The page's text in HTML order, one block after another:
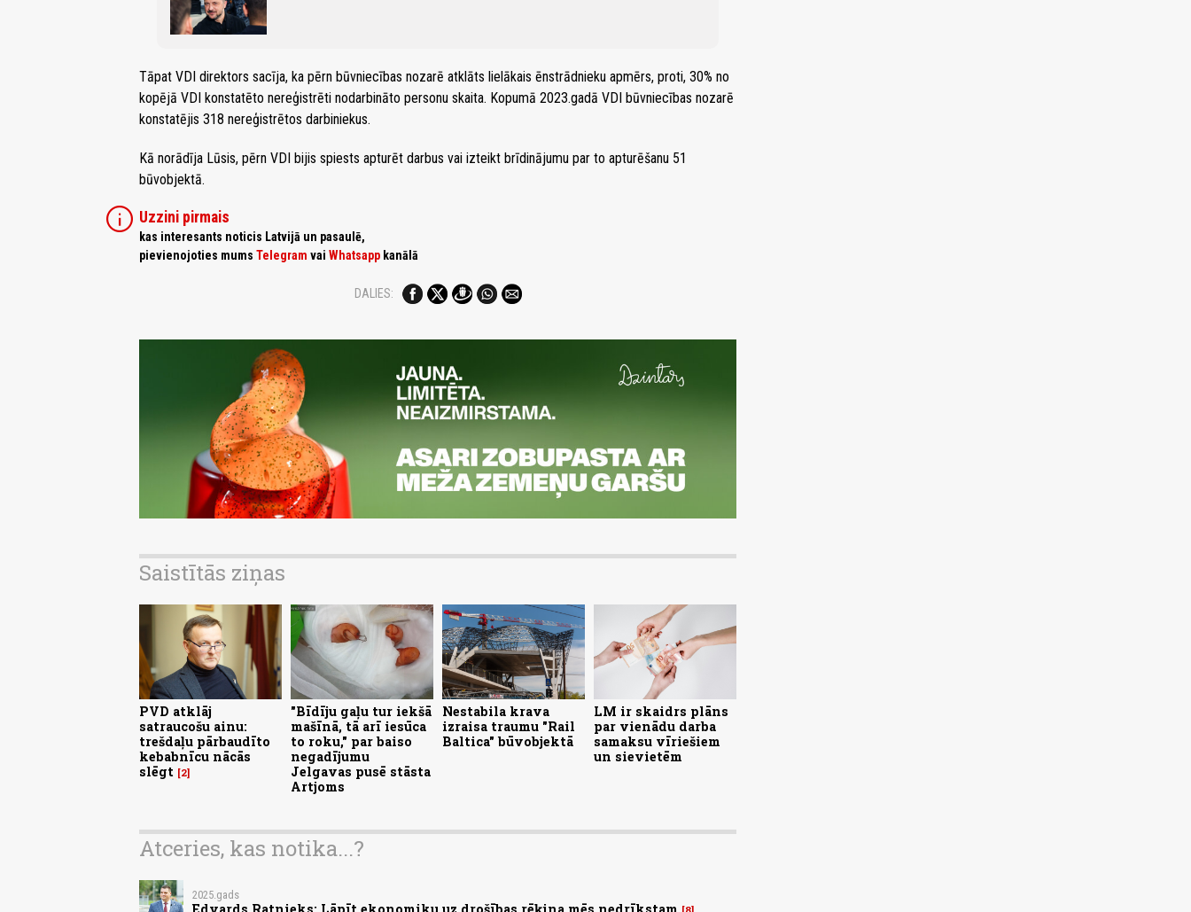
Tāpat VDI direktors sacīja, ka pērn būvniecības nozarē atklāts lielākais ēnstrādnieku apmērs, proti, 30% no
kopējā VDI konstatēto nereģistrēti nodarbināto personu skaita. Kopumā 2023.gadā VDI būvniecības nozarē
konstatējis 318 nereģistrētos darbiniekus.
Kā norādīja Lūsis, pērn VDI bijis spiests apturēt darbus vai izteikt brīdinājumu par to apturēšanu 51
būvobjektā.
info Uzzini pirmais
kas interesants noticis Latvijā un pasaulē,
pievienojoties mums Telegram vai Whatsapp kanālā
DALIES:
Saistītās ziņas
PVD atklāj
satraucošu ainu:
trešdaļu pārbaudīto
kebabnīcu nācās
slēgt 2
"Bīdīju gaļu tur iekšā
mašīnā, tā arī iesūca
to roku," par baiso
negadījumu
Jelgavas pusē stāsta
Artjoms
Nestabila krava
izraisa traumu "Rail
Baltica" būvobjektā
LM ir skaidrs plāns
par vienādu darba
samaksu vīriešiem
un sievietēm
Atceries, kas notika...?
2025.gads